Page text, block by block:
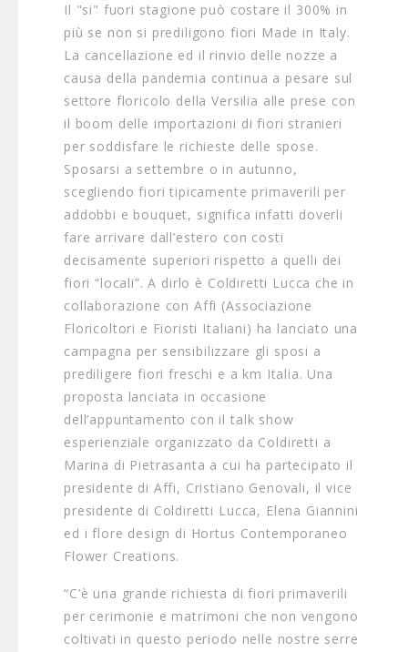
Il "si" fuori stagione può costare il 300% in
più se non si prediligono fiori Made in Italy.
La cancellazione ed il rinvio delle nozze a
causa della pandemia continua a pesare sul
settore floricolo della Versilia alle prese con
il boom delle importazioni di fiori stranieri
per soddisfare le richieste delle spose.
Sposarsi a settembre o in autunno,
scegliendo fiori tipicamente primaverili per
addobbi e bouquet, significa infatti doverli
fare arrivare dall’estero con costi
decisamente superiori rispetto a quelli dei
fiori “locali”. A dirlo è Coldiretti Lucca che in
collaborazione con Affi (Associazione
Floricoltori e Fioristi Italiani) ha lanciato una
campagna per sensibilizzare gli sposi a
prediligere fiori freschi e a km Italia. Una
proposta lanciata in occasione
dell’appuntamento con il talk show
esperienziale organizzato da Coldiretti a
Marina di Pietrasanta a cui ha partecipato il
presidente di Affi, Cristiano Genovali, il vice
presidente di Coldiretti Lucca, Elena Giannini
ed i flore design di Hortus Contemporaneo
Flower Creations.
“C’è una grande richiesta di fiori primaverili
per cerimonie e matrimoni che non vengono
coltivati in questo periodo nelle nostre serre